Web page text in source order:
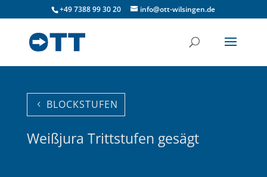
+49 7388 99 30 20 info@ott-wilsingen.de
BLOCKSTUFEN
Weißjura Trittstufen gesägt